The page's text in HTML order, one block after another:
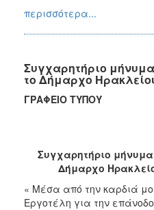
περισσότερα...
Συγχαρητήριο
το Δήμαρχο
ΓΡΑΦΕΙΟ ΤΥΠΟΥ
Συγχαρητήριο
Δήμαρχο
« Μέσα από την καρδιά
Εργοτέλη για την